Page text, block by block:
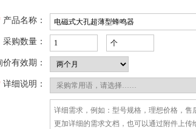
产品名称：
采购数量：
价有效期：
详细说明：